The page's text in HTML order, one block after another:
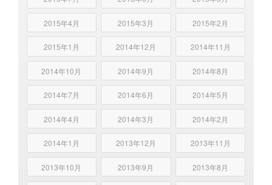
2015年4月 2015年3月 2015年2月
2015年1月 2014年12月 2014年11月
2014年10月 2014年9月 2014年8月
2014年7月 2014年6月 2014年5月
2014年4月 2014年3月 2014年2月
2014年1月 2013年12月 2013年11月
2013年10月 2013年9月 2013年8月